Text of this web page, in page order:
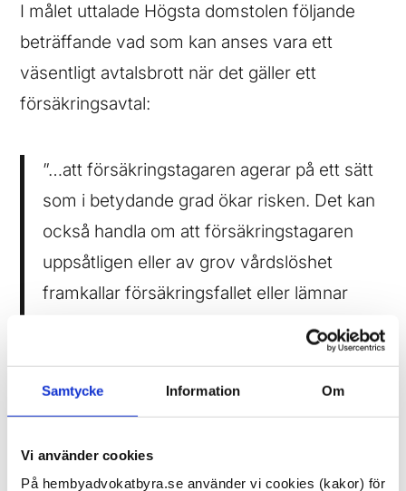
Samtycke Information Om
Vi använder cookies
På hembyadvokatbyra.se använder vi cookies (kakor) för
I målet uttalade Högsta domstolen följande
beträffande vad som kan anses vara ett
väsentligt avtalsbrott när det gäller ett
försäkringsavtal:
”…att försäkringstagaren agerar på ett sätt
som i betydande grad ökar risken. Det kan
också handla om att försäkringstagaren
uppsåtligen eller av grov vårdslöshet
framkallar försäkringsfallet eller lämnar
Högsta domstolen befäste också att vid
allvarligt att det ska anses vara väsentligt och